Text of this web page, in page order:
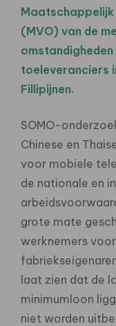
(MVO) van de
toeleveranciers
Fillipijnen.
SOMO-
Chinese en
voor mobiele
de nationale en
grote mate
werknemers
laat zien dat de
minimumloon
niet worden